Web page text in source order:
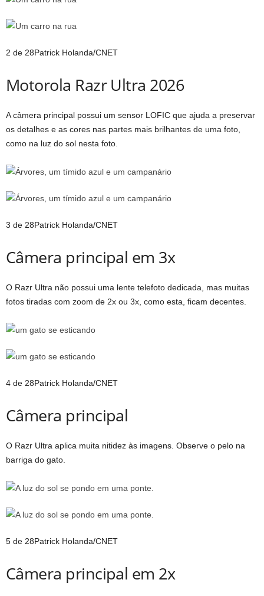
2 de 28Patrick Holanda/CNET
Motorola Razr Ultra 2026
A câmera principal possui um sensor LOFIC que ajuda a preservar
os detalhes e as cores nas partes mais brilhantes de uma foto,
como na luz do sol nesta foto.
3 de 28Patrick Holanda/CNET
Câmera principal em 3x
O Razr Ultra não possui uma lente telefoto dedicada, mas muitas
fotos tiradas com zoom de 2x ou 3x, como esta, ficam decentes.
4 de 28Patrick Holanda/CNET
Câmera principal
O Razr Ultra aplica muita nitidez às imagens. Observe o pelo na
barriga do gato.
5 de 28Patrick Holanda/CNET
Câmera principal em 2x